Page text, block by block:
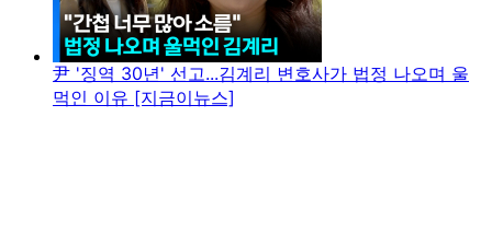
尹 '징역 30년' 선고...김계리 변호사가 법정 나오며 울
먹인 이유 [지금이뉴스]